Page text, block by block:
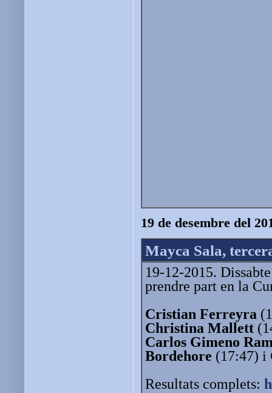
19 de desembre del
Mayca Sala,
19-12-2015.
prendre part en la
Cristian Ferreyra
Christina Mallett
Carlos Gimeno
Bordehore (17:47) i
Resultats complets: